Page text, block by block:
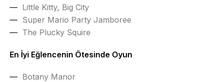
Little Kitty, Big City
Super Mario Party Jamboree
The Plucky Squire
En İyi Eğlencenin Ötesinde Oyun
Botany Manor